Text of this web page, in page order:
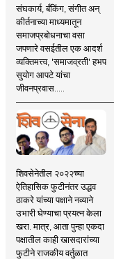
संघकार्य, बँकिंग, संगीत अन्
कीर्तनाच्या माध्यमातून
समाजप्रबोधनाचा वसा
जपणारे वसईतील एक आदर्श
व्यक्तिमत्त्व, 'समाजव्रती' हभप
सुयोग आपटे यांचा
जीवनप्रवास.....
शिवसेनेतील २०२२च्या
ऐतिहासिक फुटीनंतर उद्धव
ठाकरे यांच्या पक्षाने नव्याने
उभारी घेण्याचा प्रयत्न केला
खरा. मात्र, आता पुन्हा एकदा
पक्षातील काही खासदारांच्या
फुटीने राजकीय वर्तुळात